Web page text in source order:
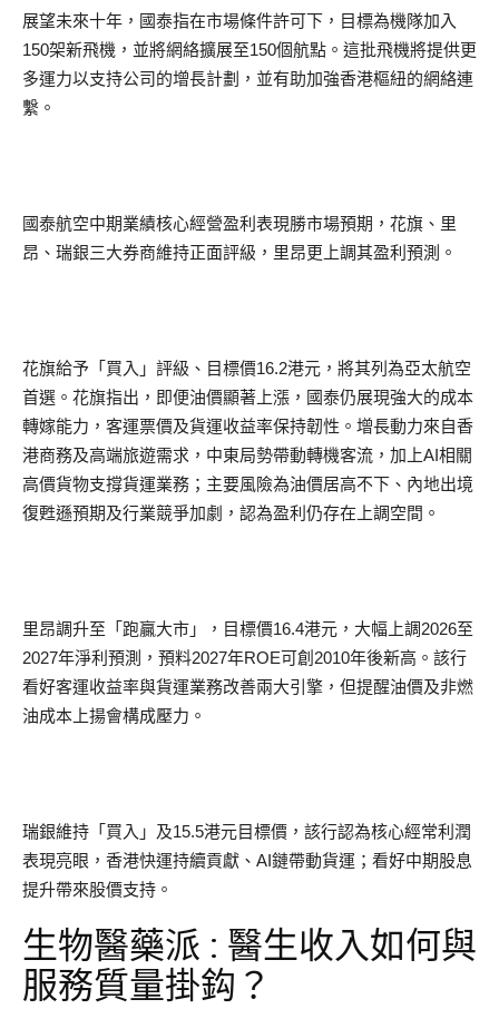
展望未來十年，國泰指在市場條件許可下，目標為機隊加入
150架新飛機，並將網絡擴展至150個航點。這批飛機將提供更
多運力以支持公司的增長計劃，並有助加強香港樞紐的網絡連
繫。
國泰航空中期業績核心經營盈利表現勝市場預期，花旗、里
昂、瑞銀三大券商維持正面評級，里昂更上調其盈利預測。
花旗給予「買入」評級、目標價16.2港元，將其列為亞太航空
首選。花旗指出，即便油價顯著上漲，國泰仍展現強大的成本
轉嫁能力，客運票價及貨運收益率保持韌性。增長動力來自香
港商務及高端旅遊需求，中東局勢帶動轉機客流，加上AI相關
高價貨物支撐貨運業務；主要風險為油價居高不下、內地出境
復甦遜預期及行業競爭加劇，認為盈利仍存在上調空間。
里昂調升至「跑贏大市」，目標價16.4港元，大幅上調2026至
2027年淨利預測，預料2027年ROE可創2010年後新高。該行
看好客運收益率與貨運業務改善兩大引擎，但提醒油價及非燃
油成本上揚會構成壓力。
瑞銀維持「買入」及15.5港元目標價，該行認為核心經常利潤
表現亮眼，香港快運持續貢獻、AI鏈帶動貨運；看好中期股息
提升帶來股價支持。
生物醫藥派 : 醫生收入如何與
服務質量掛鈎？